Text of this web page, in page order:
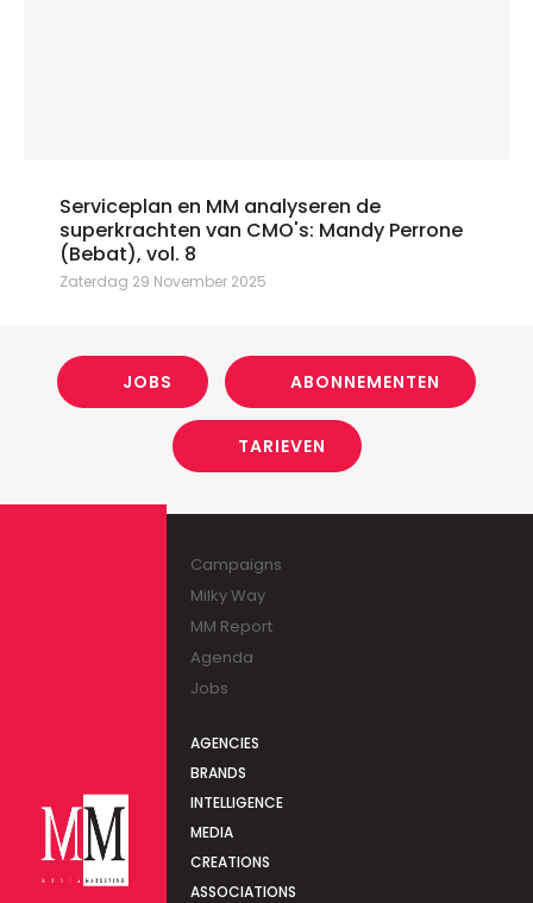
Serviceplan en MM analyseren de
superkrachten van CMO's: Mandy Perrone
(Bebat), vol. 8
Zaterdag 29 November 2025
JOBS ABONNEMENTEN
TARIEVEN
Campaigns
Milky Way
MM Report
Agenda
Jobs
AGENCIES
BRANDS
INTELLIGENCE
MEDIA
CREATIONS
ASSOCIATIONS